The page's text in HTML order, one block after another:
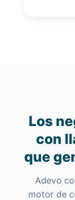
Los
con
que
Adevo
motor de